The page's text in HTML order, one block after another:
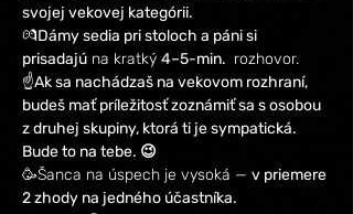
svojej vekovej kategórii.
💏Dámy sedia pri stoloch a páni si
prisadajú na kratký 4–5-min. rozhovor.
☝️Ak sa nachádzaš na vekovom rozhraní,
budeš mať príležitosť zoznámiť sa s osobou
z druhej skupiny, ktorá ti je sympatická.
Bude to na tebe. 😉
🥳Šanca na úspech je vysoká — v priemere
2 zhody na jedného účastníka.